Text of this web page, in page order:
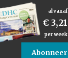
al vanaf
€ 3,21
per week
Abonneer